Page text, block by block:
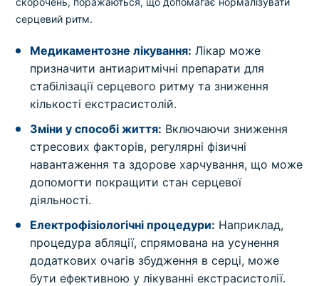
серцевий ритм.
Медикаментозне лікування: Лікар може
призначити антиаритмічні препарати для
стабілізації серцевого ритму та зниження
кількості екстрасистолій.
Зміни у способі життя: Включаючи зниження
стресових факторів, регулярні фізичні
навантаження та здорове харчування, що може
допомогти покращити стан серцевої
діяльності.
Електрофізіологічні процедури: Наприклад,
процедура абляції, спрямована на усунення
додаткових очагів збудження в серці, може
бути ефективною у лікуванні екстрасистолії.